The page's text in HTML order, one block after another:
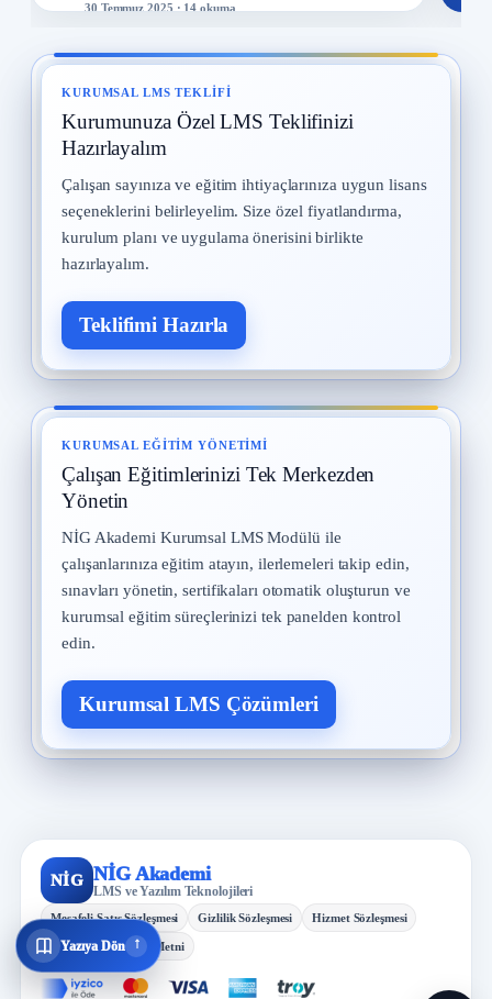
Yazıya Dön ↓
30 Temmuz 2025 · 14 okuma
8 Yangın ve Gazlar
9 Meslek Hastalıkları
28 Temmuz 2025 · 14 okuma
10 İş Güvenliği Tarihi
15 Eylül 2025 · 13 okuma
KURUMSAL LMS TEKLIFI
Kurumunuza Özel LMS Teklifinizi
Hazırlayalım
Çalışan sayınıza ve eğitim ihtiyaçlarınıza uygun lisans
seçeneklerini belirleyelim. Size özel fiyatlandırma,
kurulum planı ve uygulama önerisini birlikte
hazırlayalım.
Teklifimi Hazırla
KURUMSAL EĞITIM YÖNETIMI
Çalışan Eğitimlerinizi Tek Merkezden
Yönetin
NİG Akademi Kurumsal LMS Modülü ile
çalışanlarınıza eğitim atayın, ilerlemeleri takip edin,
sınavları yönetin, sertifikaları otomatik oluşturun ve
kurumsal eğitim süreçlerinizi tek panelden kontrol
edin.
Kurumsal LMS Çözümleri
NİG NİG Akademi
LMS ve Yazılım Teknolojileri
Mesafeli Satış Sözleşmesi Gizlilik Sözleşmesi Hizmet Sözleşmesi
KVKK Aydınlatma Metni